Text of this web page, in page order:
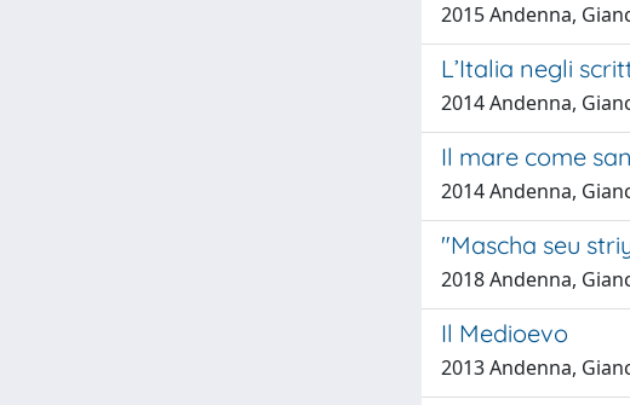
2015 Andenna,
L’Italia negli
2014 Andenna,
Il mare come
2014 Andenna,
"Mascha seu
2018 Andenna,
Il Medioevo
2013 Andenna,